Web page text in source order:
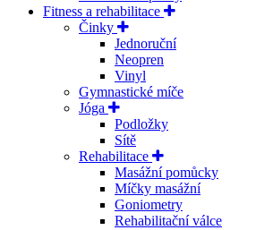
Fitness a rehabilitace
Činky
Jednoruční
Neopren
Vinyl
Gymnastické míče
Jóga
Podložky
Sítě
Rehabilitace
Masážní pomůcky
Míčky masážní
Goniometry
Rehabilitační válce